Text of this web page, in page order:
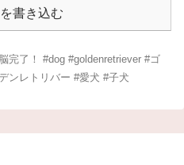
書き込む
完了！ #dog #goldenretriever #ゴ
ンレトリバー #愛犬 #子犬